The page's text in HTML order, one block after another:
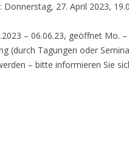
: Donnerstag, 27. April 2023,
– 06.06.23, geöffnet Mo.
(durch Tagungen oder
– bitte informieren Sie